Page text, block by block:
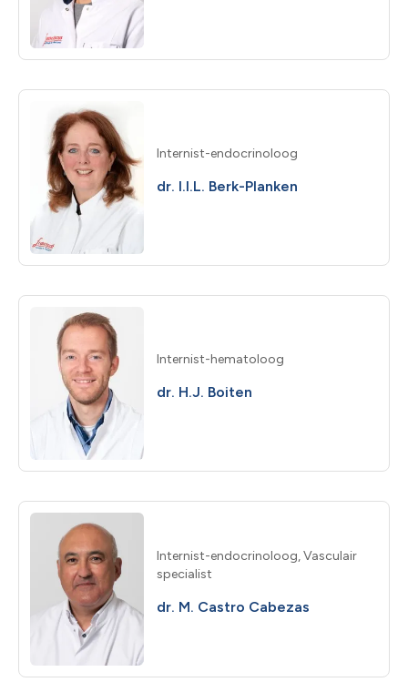
dr. I.I.L. Berk-Planken
Internist-endocrinoloog
dr. H.J. Boiten
Internist-hematoloog
dr. M. Castro Cabezas
Internist-endocrinoloog, Vasculair
specialist